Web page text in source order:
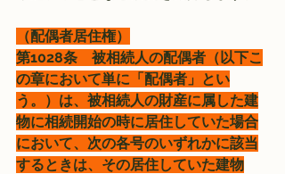
（配偶者居住権）
第1028条　被相続人の配偶者（以下こ
の章において単に「配偶者」とい
う。）は、被相続人の財産に属した建
物に相続開始の時に居住していた場合
において、次の各号のいずれかに該当
するときは、その居住していた建物